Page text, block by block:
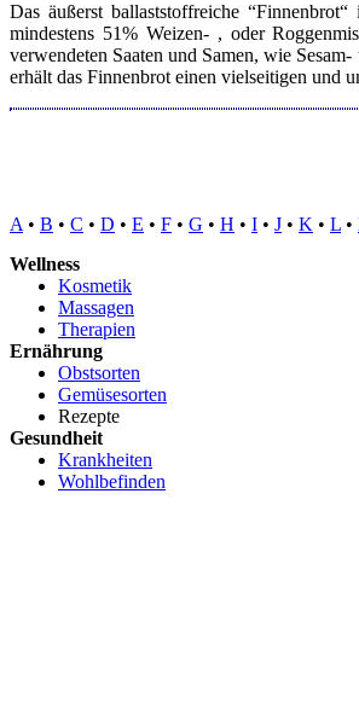
Das äußerst ballaststoffreiche
mindestens 51% Weizen- , oder
verwendeten Saaten und Samen, wie
erhält das Finnenbrot einen vielseitigen und
A • B • C • D • E • F • G • H • I • J • K • L •
Wellness
Kosmetik
Massagen
Therapien
Ernährung
Obstsorten
Gemüsesorten
Rezepte
Gesundheit
Krankheiten
Wohlbefinden